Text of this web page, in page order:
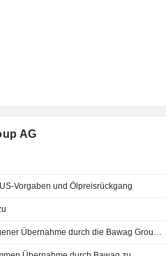
AG
Vorgaben und Ölpreisrückgang
PTSB-Aktionäre stimmen vorgeschlagener Übernahme durch die Bawag Group zu